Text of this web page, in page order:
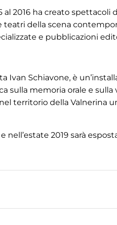
al 2016 ha creato spettacoli
della scena
e pubblicazioni
Ivan Schiavone, è
sulla memoria orale e sulla
territorio della Valnerina
2019 sarà